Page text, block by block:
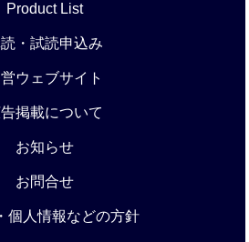
Product List
・試読申込み
ウェブサイト
掲載について
お知らせ
お問合せ
個人情報などの方針